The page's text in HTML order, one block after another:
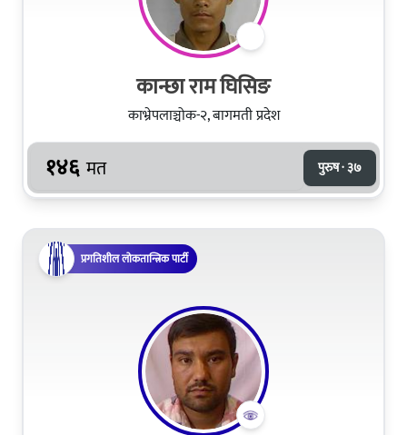
कान्छा राम घिसिङ
काभ्रेपलाञ्चोक-२, बागमती प्रदेश
१४६ मत पुरुष · ३७
प्रगतिशील लोकतान्त्रिक पार्टी